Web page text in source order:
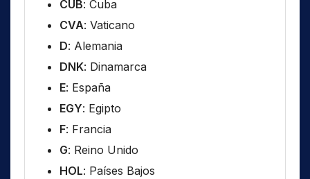
CUB: Cuba
CVA: Vaticano
D: Alemania
DNK: Dinamarca
E: España
EGY: Egipto
F: Francia
G: Reino Unido
HOL: Países Bajos